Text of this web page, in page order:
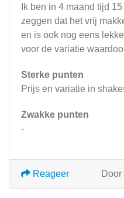
Ik ben in 4 maand tijd
zeggen dat het vrij
en is ook nog eens
voor de variatie
Sterke punten
Prijs en variatie in
Zwakke punten
-
Door
Reageer